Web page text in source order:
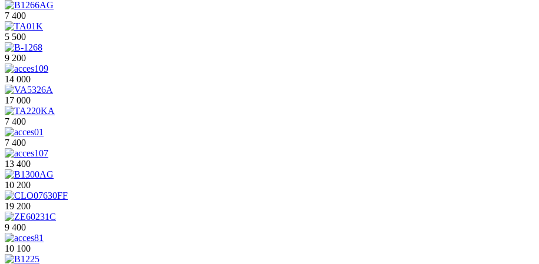
7 400
5 500
9 200
14 000
17 000
7 400
7 400
13 400
10 200
19 200
9 400
10 100